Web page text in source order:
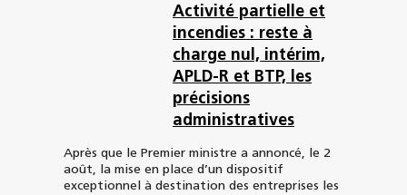
Activité partielle et
incendies : reste à
charge nul, intérim,
APLD-R et BTP, les
précisions
administratives
Après que le Premier ministre a annoncé, le 2
août, la mise en place d’un dispositif
exceptionnel à destination des entreprises les